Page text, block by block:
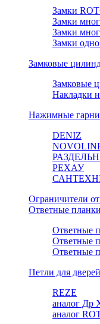
Замки
Замки
Замки
Замки
Замковые
Замковые
Накладки
Нажимные
DENIZ
РЕХАУ
Ограничители
Ответные
Ответные
Ответные
Ответные
Петли для
REZE
аналог Др
аналог